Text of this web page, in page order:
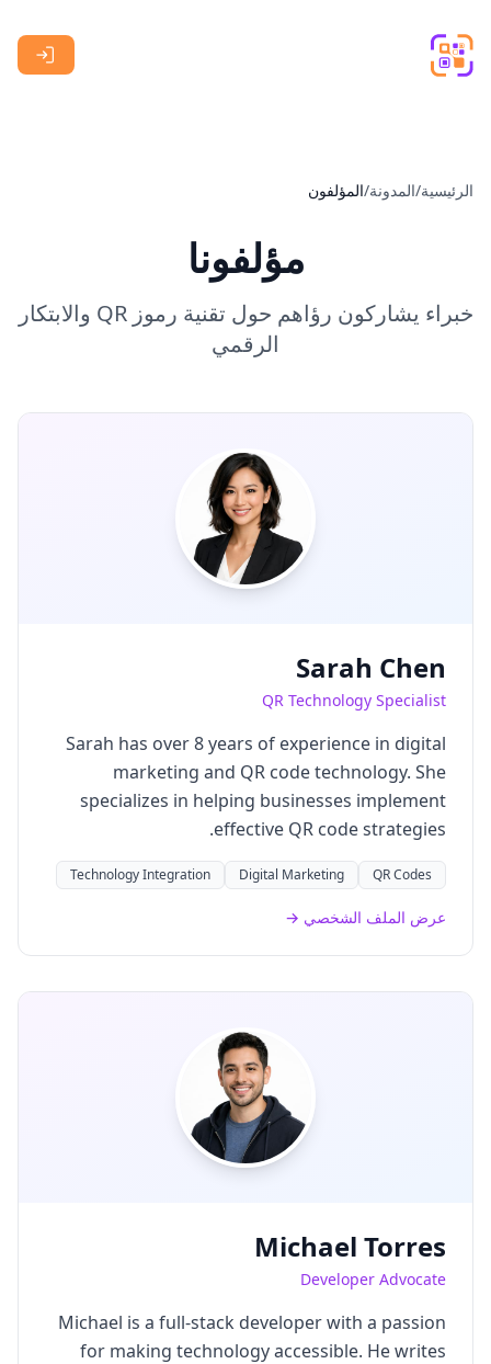
الرئيسية/المدونة/المؤلفون
مؤلفونا
خبراء يشاركون رؤاهم حول تقنية رموز QR والابتكار
الرقمي
Sarah Chen
QR Technology Specialist
Sarah has over 8 years of experience in digital
marketing and QR code technology. She
specializes in helping businesses implement
effective QR code strategies.
QR Codes
Digital Marketing
Technology Integration
عرض الملف الشخصي →
Michael Torres
Developer Advocate
Michael is a full-stack developer with a passion
for making technology accessible. He writes